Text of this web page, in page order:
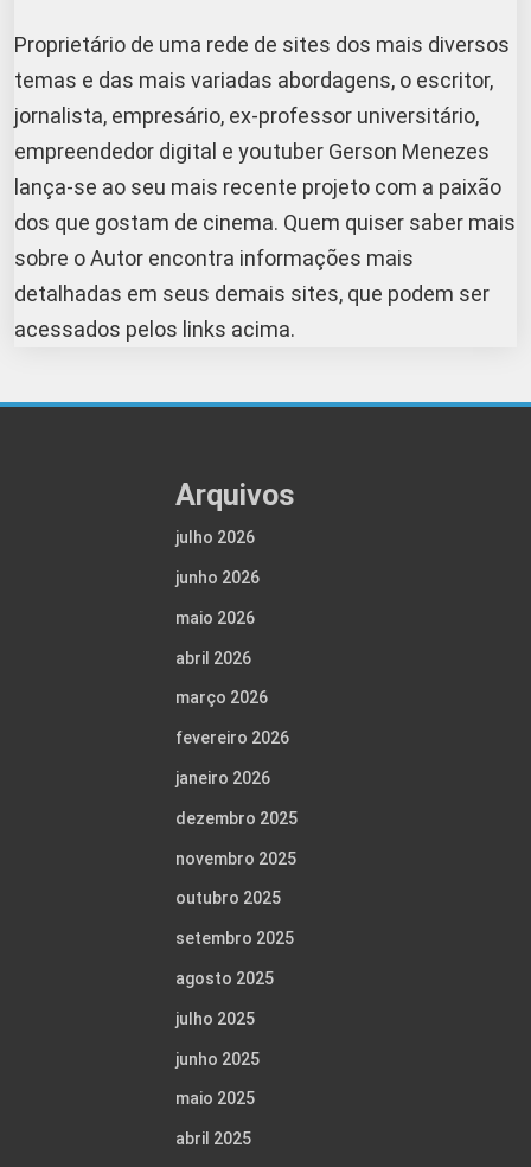
Proprietário de uma rede de sites dos mais diversos
temas e das mais variadas abordagens, o escritor,
jornalista, empresário, ex-professor universitário,
empreendedor digital e youtuber Gerson Menezes
lança-se ao seu mais recente projeto com a paixão
dos que gostam de cinema. Quem quiser saber mais
sobre o Autor encontra informações mais
detalhadas em seus demais sites, que podem ser
acessados pelos links acima.
Arquivos
julho 2026
junho 2026
maio 2026
abril 2026
março 2026
fevereiro 2026
janeiro 2026
dezembro 2025
novembro 2025
outubro 2025
setembro 2025
agosto 2025
julho 2025
junho 2025
maio 2025
abril 2025